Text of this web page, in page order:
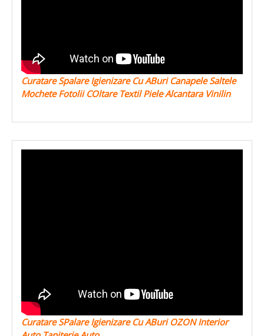
Curatare Spalare Igienizare Cu ABuri Canapele Saltele
Mochete Fotolii COltare Textil Piele Alcantara Vinilin
Curatare SPalare Igienizare Cu ABuri OZON Interior